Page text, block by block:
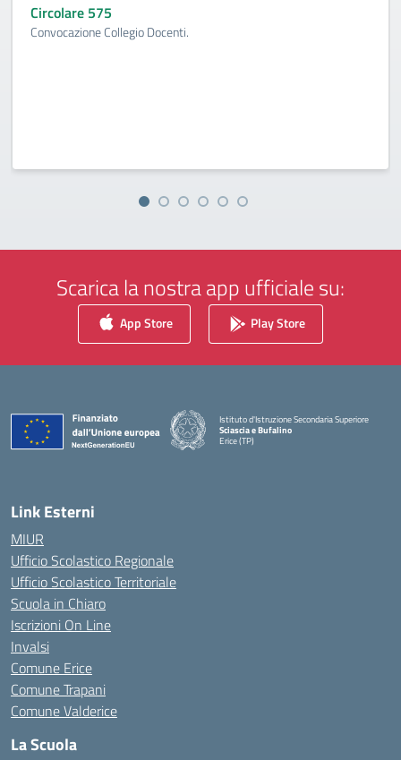
Circolare 575
Convocazione Collegio Docenti.
Scarica la nostra app ufficiale su:
App Store Play Store
Istituto d'Istruzione Secondaria Superiore
Sciascia e Bufalino
Erice (TP)
Link Esterni
MIUR
Ufficio Scolastico Regionale
Ufficio Scolastico Territoriale
Scuola in Chiaro
Iscrizioni On Line
Invalsi
Comune Erice
Comune Trapani
Comune Valderice
La Scuola